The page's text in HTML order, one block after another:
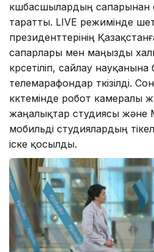
көшбасшылардың сапарынан
таратты. LIVE режимінде
президенттерінің
сапарлары мен маңызды
көрсетіліп, сайлау
телемарафондар өткізілді.
көктемінде робот камералы
жаңалықтар студиясы және
мобильді студиялардың
іске қосылды.